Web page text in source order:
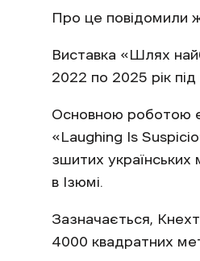
Про це повідомили
Виставка «Шлях
2022 по 2025 рік під
Основною роботою
«Laughing Is
зшитих українських
в Ізюмі.
Зазначається,
4000 квадратних